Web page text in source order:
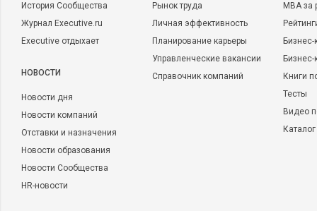
История Сообщества
Журнал Executive.ru
Executive отдыхает
НОВОСТИ
Новости дня
Новости компаний
Отставки и назначения
Новости образования
Новости Сообщества
HR-новости
Рынок труда
Личная эффективность
Планирование карьеры
Управленческие вакансии
Справочник компаний
MBA
Бизнес-
Книги
Тесты
Видео